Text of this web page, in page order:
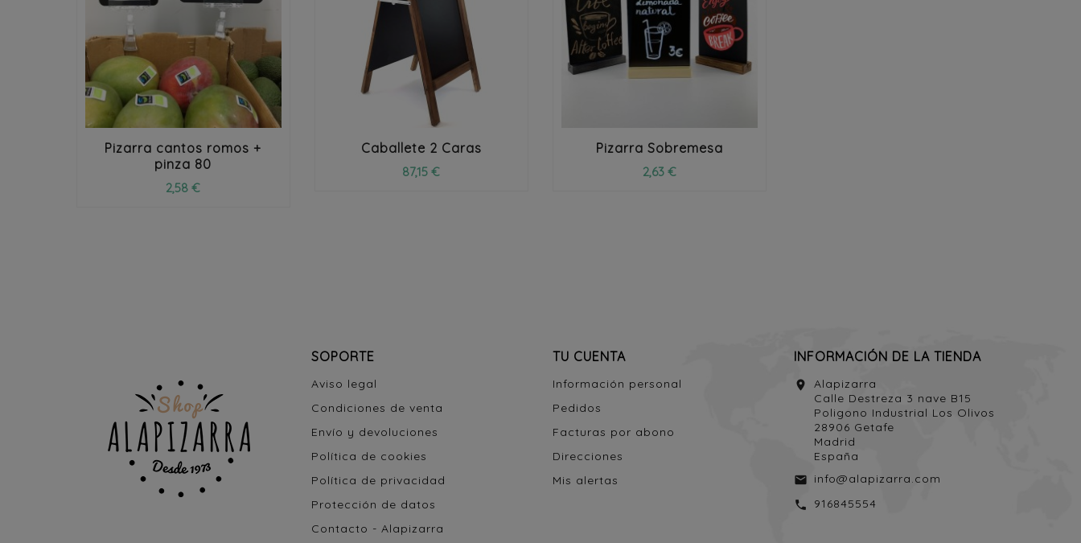

Pizarra cantos romos +
pinza 80
2,58 €
Caballete 2 Caras
87,15 €
 
Pizarra Sobremesa
2,63 €
SOPORTE
Aviso legal
Condiciones de venta
Envío y devoluciones
Política de cookies
Política de privacidad
Protección de datos
Contacto - Alapizarra
TU CUENTA
Información personal
Pedidos
Facturas por abono
Direcciones
Mis alertas
INFORMACIÓN DE LA TIENDA
location_on
Alapizarra
Calle Destreza 3 nave B15
Poligono Industrial Los Olivos
28906 Getafe
Madrid
España
email info@alapizarra.com
call 916845554